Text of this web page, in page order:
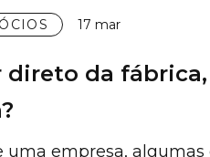
17 mar
direto da
uma empresa,